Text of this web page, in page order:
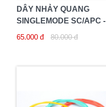
DÂY NHẢY QUANG
SINGLEMODE SC/APC -
SC/APC 10M
65.000 đ 80.000 đ